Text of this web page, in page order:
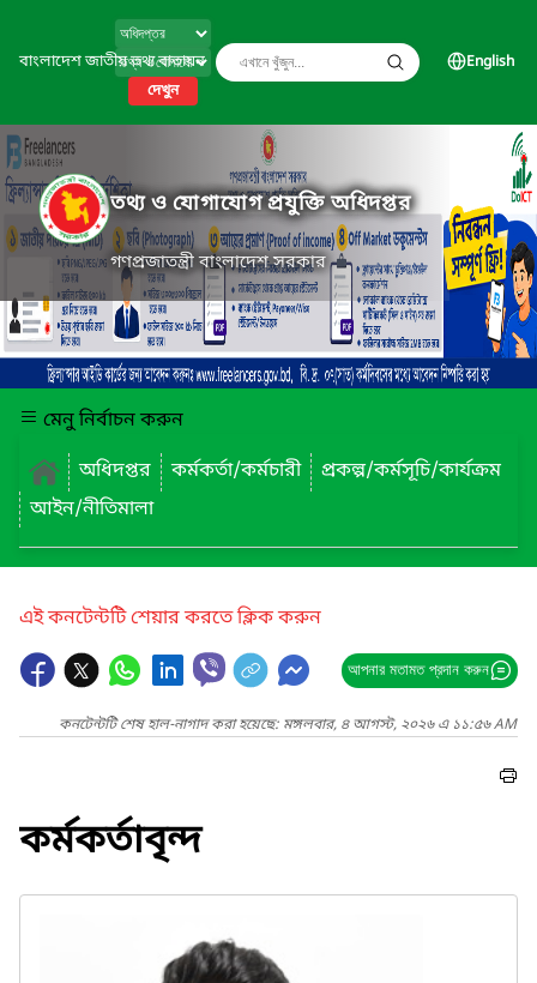
বাংলাদেশ জাতীয় তথ্য বাতায়ন
দেখুন
English
তথ্য ও যোগাযোগ প্রযুক্তি অধিদপ্তর
গণপ্রজাতন্ত্রী বাংলাদেশ সরকার
মেনু নির্বাচন করুন
অধিদপ্তর
কর্মকর্তা/কর্মচারী
প্রকল্প/কর্মসূচি/কার্যক্রম
আইন/নীতিমালা
এই কনটেন্টটি শেয়ার করতে ক্লিক করুন
আপনার মতামত প্রদান করুন
কনটেন্টটি শেষ হাল-নাগাদ করা হয়েছে: মঙ্গলবার, ৪ আগস্ট, ২০২৬ এ ১১:৫৬ AM
কর্মকর্তাবৃন্দ